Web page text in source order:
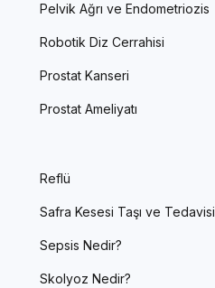
Pelvik Ağrı ve Endometriozis
Robotik Diz Cerrahisi
Prostat Kanseri
Prostat Ameliyatı
Reflü
Safra Kesesi Taşı ve Tedavisi
Sepsis Nedir?
Skolyoz Nedir?